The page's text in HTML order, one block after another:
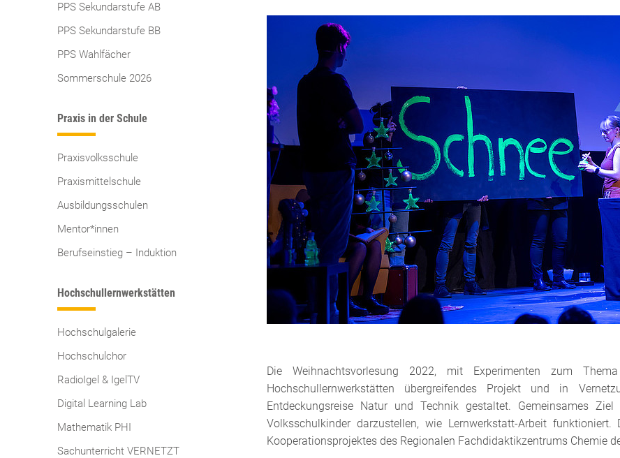
PPS Sekundarstufe AB
PPS Sekundarstufe BB
PPS Wahlfächer
Sommerschule 2026
Praxis in der Schule
Praxisvolksschule
Praxismittelschule
Ausbildungsschulen
Mentor*innen
Berufseinstieg – Induktion
Hochschullernwerkstätten
Hochschulgalerie
Hochschulchor
RadioIgel & IgelTV
Digital Learning Lab
Mathematik PHI
Sachunterricht VERNETZT
Die Weihnachtsvorlesung 2022, mit Experimenten zum
Hochschullernwerkstätten übergreifendes Projekt und in
Entdeckungsreise Natur und Technik gestaltet. Gemeinsames
Volksschulkinder darzustellen, wie Lernwerkstatt-Arbeit
Kooperationsprojektes des Regionalen Fachdidaktikzentrums Chemie